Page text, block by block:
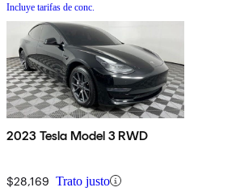
Incluye tarifas de conc.
2023 Tesla Model 3 RWD
$28,169 Trato justo